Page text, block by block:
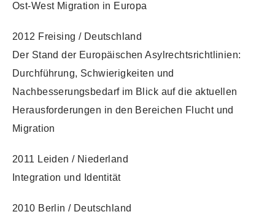
Ost-West Migration in Europa
2012 Freising / Deutschland
Der Stand der Europäischen Asylrechtsrichtlinien:
Durchführung, Schwierigkeiten und
Nachbesserungsbedarf im Blick auf die aktuellen
Herausforderungen in den Bereichen Flucht und
Migration
2011 Leiden / Niederland
Integration und Identität
2010 Berlin / Deutschland